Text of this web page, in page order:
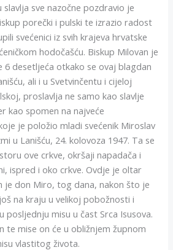
slavlja sve nazočne pozdravio je
porečki i pulski te izrazio radost
svećenici iz svih krajeva hrvatske
hodočašću. Biskup Milovan je
6 desetljeća otkako se ovaj blagdan
ali i u Svetvinčentu i cijeloj
proslavlja ne samo kao slavlje
kao spomen na najveće
je položio mladi svećenik Miroslav
u Lanišću, 24. kolovoza 1947. Ta se
ove crkve, okršaji napadača i
ispred i oko crkve. Ovdje je oltar
je don Miro, tog dana, nakon što je
na kraju u velikoj pobožnosti i
posljednju misu u čast Srca Isusova.
te mise on će u obližnjem župnom
vlastitog života.